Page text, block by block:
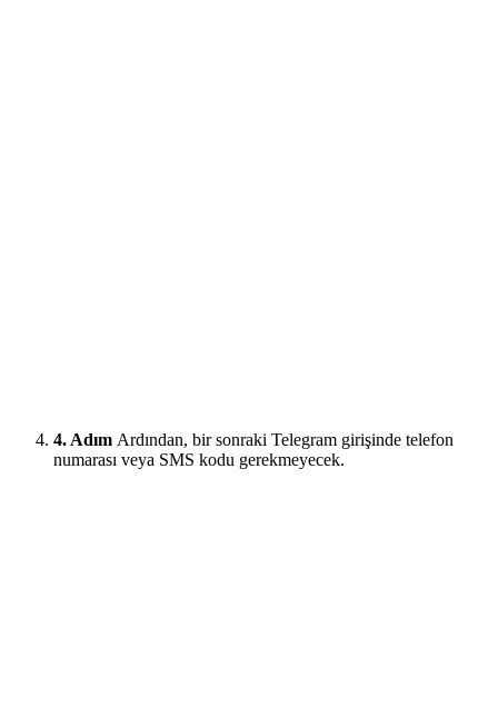
4. Adım Ardından, bir sonraki Telegram girişinde telefon
numarası veya SMS kodu gerekmeyecek.